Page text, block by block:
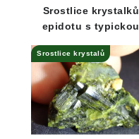
Srostlice krystalků
epidotu s typickou
Srostlice krystalů